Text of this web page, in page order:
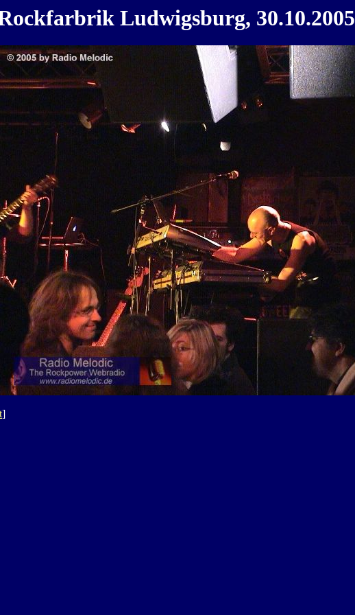
Ludwigsburg, 30.10.2005
]